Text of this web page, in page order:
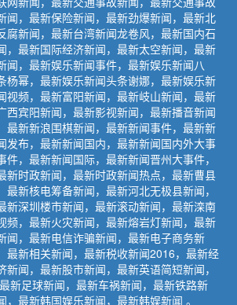
闻，最新保险新闻，最新劲爆新闻，最新北
腐新闻，最新台湾新闻龙卷风，最新国内石
，最新国际经济新闻，最新太空新闻，最新
闻，最新娱乐新闻事件，最新娱乐新闻八
杨幂，最新娱乐新闻头条谢娜，最新娱乐新
视频，最新富阳新闻，最新岐山新闻，最新
西宾阳新闻，最新影视新闻，最新播音新闻
最新新浪围棋新闻，最新新闻事件，最新新
发布，最新新闻国内，最新新闻国内外大事
，最新新闻国际，最新新闻晋州大事件，
新时政新闻，最新时政新闻热点，最新曹县
新核电筹备新闻，最新河北无极县新闻，
新深圳楼市新闻，最新滚动新闻，最新滦南
频，最新火灾新闻，最新熔岩灯新闻，最新
闻，最新电信诈骗新闻，最新电子商务新
最新相关新闻，最新税收新闻2016，最新经
新闻，最新股市新闻，最新英语简短新闻，
新足球新闻，最新车祸新闻，最新铁路新
最新韩国娱乐新闻，最新韩娱新闻 。